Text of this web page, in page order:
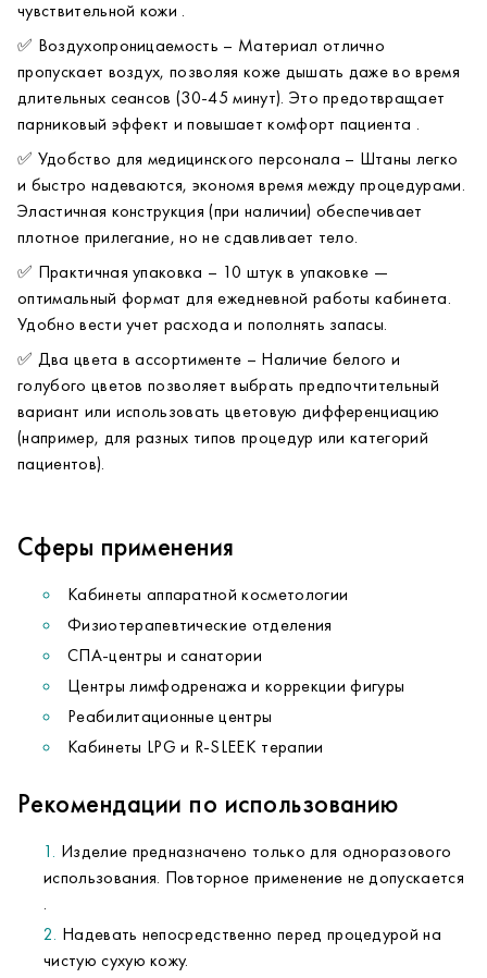
чувствительной кожи .
✅ Воздухопроницаемость – Материал отлично
пропускает воздух, позволяя коже дышать даже во время
длительных сеансов (30-45 минут). Это предотвращает
парниковый эффект и повышает комфорт пациента .
✅ Удобство для медицинского персонала – Штаны легко
и быстро надеваются, экономя время между процедурами.
Эластичная конструкция (при наличии) обеспечивает
плотное прилегание, но не сдавливает тело.
✅ Практичная упаковка – 10 штук в упаковке —
оптимальный формат для ежедневной работы кабинета.
Удобно вести учет расхода и пополнять запасы.
✅ Два цвета в ассортименте – Наличие белого и
голубого цветов позволяет выбрать предпочтительный
вариант или использовать цветовую дифференциацию
(например, для разных типов процедур или категорий
пациентов).
Сферы применения
Кабинеты аппаратной косметологии
Физиотерапевтические отделения
СПА-центры и санатории
Центры лимфодренажа и коррекции фигуры
Реабилитационные центры
Кабинеты LPG и R-SLEEK терапии
Рекомендации по использованию
Изделие предназначено только для одноразового
использования. Повторное применение не допускается
.
Надевать непосредственно перед процедурой на
чистую сухую кожу.